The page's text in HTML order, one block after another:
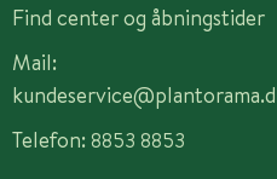
Find center og åbningstider
Mail:
Telefon: 8853 8853